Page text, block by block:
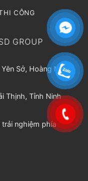
CÔNG
GROUP
Sở, Hoàng Mai,
Thịnh, Tỉnh Ninh
nghiệm phía